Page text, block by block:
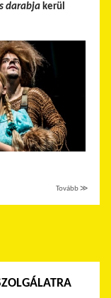
darabjakerül
Tovább ≫